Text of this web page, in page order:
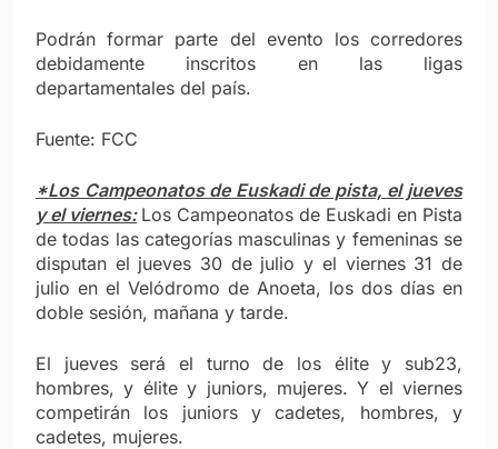
Podrán formar parte del evento los corredores
debidamente inscritos en las ligas
departamentales del país.
Fuente: FCC
*Los Campeonatos de Euskadi de pista, el jueves
y el viernes: Los Campeonatos de Euskadi en Pista
de todas las categorías masculinas y femeninas se
disputan el jueves 30 de julio y el viernes 31 de
julio en el Velódromo de Anoeta, los dos días en
doble sesión, mañana y tarde.
El jueves será el turno de los élite y sub23,
hombres, y élite y juniors, mujeres. Y el viernes
competirán los juniors y cadetes, hombres, y
cadetes, mujeres.